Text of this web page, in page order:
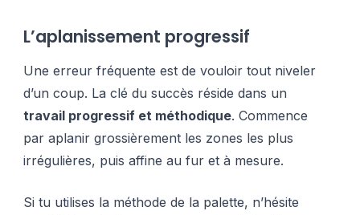
L’aplanissement progressif
Une erreur fréquente est de vouloir tout niveler
d’un coup. La clé du succès réside dans un
travail progressif et méthodique. Commence
par aplanir grossièrement les zones les plus
irrégulières, puis affine au fur et à mesure.
Si tu utilises la méthode de la palette, n’hésite